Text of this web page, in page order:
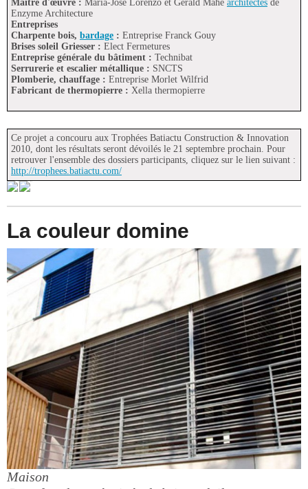
Maître d'œuvre : Maria-José Lorenzo et Gérald Mahé architectes de
Enzyme Architecture
Entreprises
Charpente bois, bardage : Entreprise Franck Gouy
Brises soleil Griesser : Elect Fermetures
Entreprise générale du bâtiment : Technibat
Serrurerie et escalier métallique : SNCTS
Plomberie, chauffage : Entreprise Morlet Wilfrid
Fabricant de thermopierre : Xella thermopierre
Ce projet a concouru aux Trophées Batiactu Construction & Innovation
2010, dont les résultats seront dévoilés le 21 septembre prochain. Pour
retrouver l'ensemble des dossiers participants, cliquez sur le lien suivant :
http://trophees.batiactu.com/
La couleur domine
Maison